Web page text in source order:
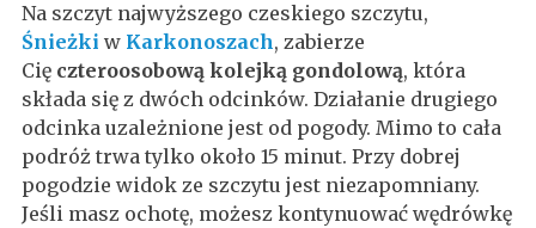
Na szczyt najwyższego czeskiego szczytu,
Śnieżki w Karkonoszach, zabierze
Cię czteroosobową kolejką gondolową, która
składa się z dwóch odcinków. Działanie drugiego
odcinka uzależnione jest od pogody. Mimo to cała
podróż trwa tylko około 15 minut. Przy dobrej
pogodzie widok ze szczytu jest niezapomniany.
Jeśli masz ochotę, możesz kontynuować wędrówkę